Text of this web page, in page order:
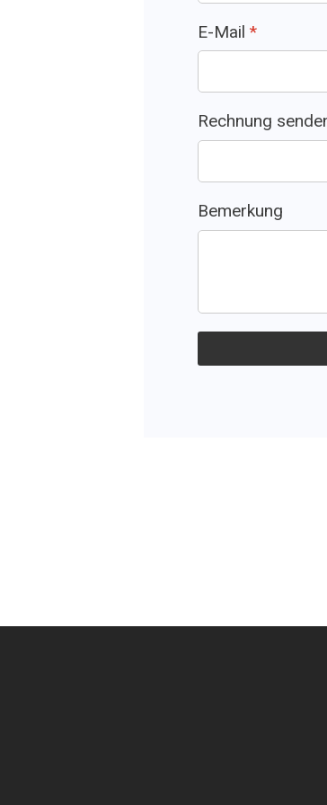
E-Mail *
Rechnung
Bemerkung